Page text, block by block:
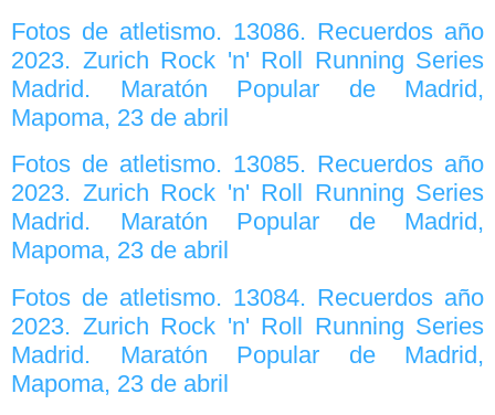
Fotos de atletismo. 13086. Recuerdos año
2023. Zurich Rock 'n' Roll Running Series
Madrid. Maratón Popular de Madrid,
Mapoma, 23 de abril
Fotos de atletismo. 13085. Recuerdos año
2023. Zurich Rock 'n' Roll Running Series
Madrid. Maratón Popular de Madrid,
Mapoma, 23 de abril
Fotos de atletismo. 13084. Recuerdos año
2023. Zurich Rock 'n' Roll Running Series
Madrid. Maratón Popular de Madrid,
Mapoma, 23 de abril